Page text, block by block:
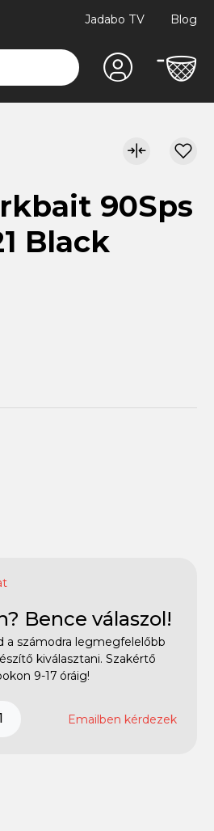
Jadabo TV Blog
90Sps
Black
Bence válaszol!
a számodra legmegfelelőbb
kiválasztani. Szakértő
9-17 óráig!
Emailben kérdezek